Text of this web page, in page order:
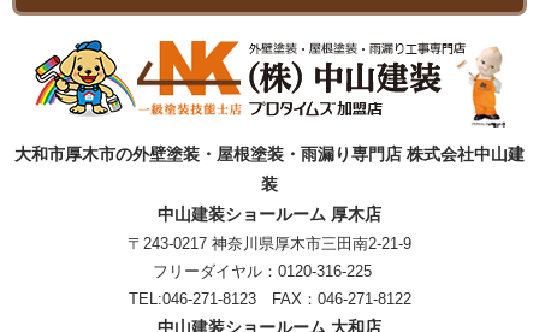
大和市厚木市の外壁塗装・屋根塗装・雨漏り専門店 株式会社中山建
装
中山建装ショールーム 厚木店
〒243-0217 神奈川県厚木市三田南2-21-9
フリーダイヤル： 0120-316-225
TEL:046-271-8123 FAX：046-271-8122
中山建装ショールーム 大和店